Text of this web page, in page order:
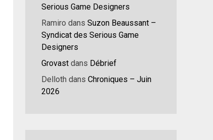
Serious Game Designers
Ramiro dans Suzon Beaussant –
Syndicat des Serious Game
Designers
Grovast dans Débrief
Delloth dans Chroniques – Juin
2026